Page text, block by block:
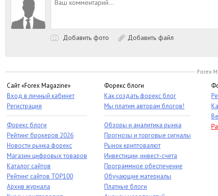
Добавить фото Добавить файл
Forex
Сайт «Forex Magazine»
Вход в личный кабинет
Регистрация
Форекс блоги
Рейтинг брокеров 2026
Новости рынка форекс
Магазин цифровых товаров
Каталог сайтов
Рейтинг сайтов TOP100
Архив журнала
Форекс блоги
Как создать форекс блог
Мы платим авторам блогов!
Обзоры и аналитика рынка
Прогнозы и торговые сигналы
Рынок криптовалют
Инвестиции, инвест-счета
Программное обеспечение
Обучающие материалы
Платные блоги